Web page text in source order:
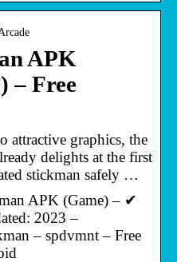
APK
– Free
attractive graphics, the
delights at the first
stickman safely …
APK (Game) – ✔
2023 –
– spdvmnt – Free